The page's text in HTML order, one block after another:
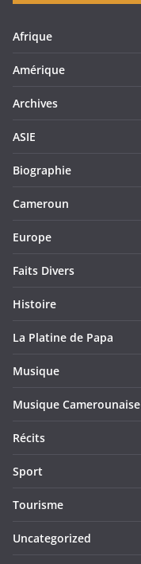
Afrique
Amérique
Archives
ASIE
Biographie
Cameroun
Europe
Faits Divers
Histoire
La Platine de Papa
Musique
Musique Camerounaise
Récits
Sport
Tourisme
Uncategorized